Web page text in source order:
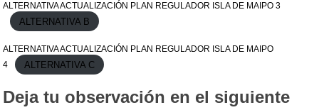
ALTERNATIVA ACTUALIZACIÓN PLAN REGULADOR ISLA DE MAIPO 3
ALTERNATIVA B
ALTERNATIVA ACTUALIZACIÓN PLAN REGULADOR ISLA DE MAIPO
4
ALTERNATIVA C
Deja tu observación en el siguiente